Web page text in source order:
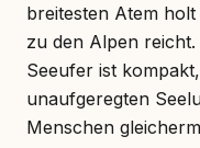
breitesten Atem
zu den Alpen
Seeufer ist
unaufgeregten
Menschen